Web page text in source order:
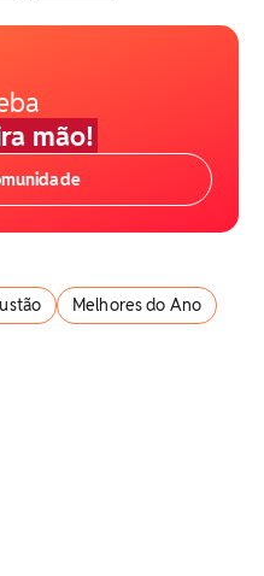
mão!
Melhores do Ano